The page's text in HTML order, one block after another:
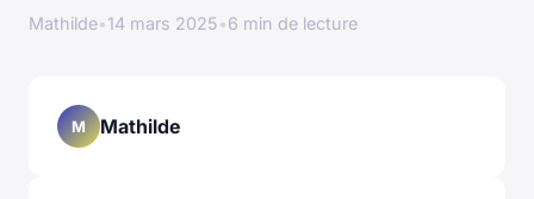
Mathilde•14 mars 2025•6 min de lecture
M Mathilde